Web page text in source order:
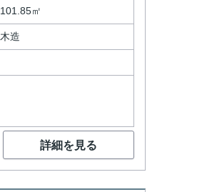
101.85㎡
木造
詳細を見る